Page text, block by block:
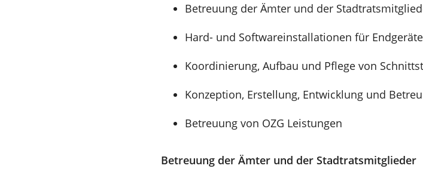
Betreuung der Ämter und der
Hard- und Softwareinstallationen für
Koordinierung, Aufbau und Pflege von
Konzeption, Erstellung, Entwicklung und
Betreuung von OZG Leistungen
Betreuung der Ämter und der Stadtratsmitglieder